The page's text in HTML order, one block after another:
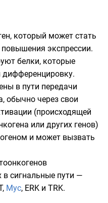
, который может стать
повышения экспрессии.
белки, которые
дифференцировку.
в пути передачи
обычно через свои
(происходящей
или других генов)
и может вызвать
в сигнальные пути —
, Myc, ERK и TRK.